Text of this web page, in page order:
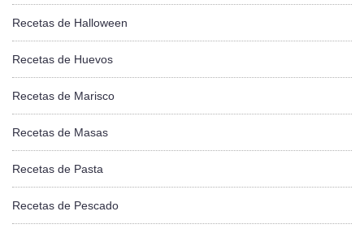
Recetas de Halloween
Recetas de Huevos
Recetas de Marisco
Recetas de Masas
Recetas de Pasta
Recetas de Pescado